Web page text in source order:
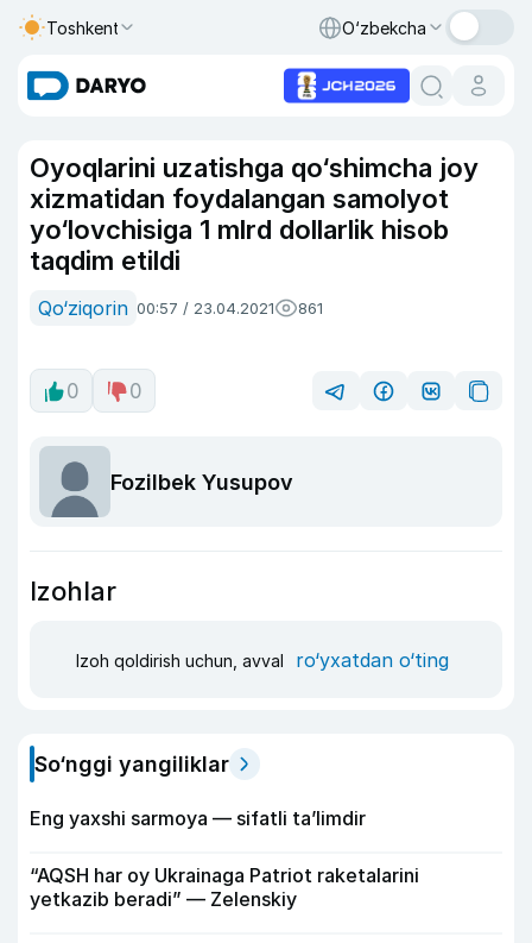
Toshkent O‘zbekcha
Oyoqlarini uzatishga qo‘shimcha joy
xizmatidan foydalangan samolyot
yo‘lovchisiga 1 mlrd dollarlik hisob
taqdim etildi
Qo‘ziqorin 00:57 / 23.04.2021 861
0 0
Fozilbek Yusupov
Izohlar
Izoh qoldirish uchun, avval ro‘yxatdan o‘ting
So‘nggi yangiliklar
Eng yaxshi sarmoya — sifatli ta’limdir
“AQSH har oy Ukrainaga Patriot raketalarini
yetkazib beradi” — Zelenskiy